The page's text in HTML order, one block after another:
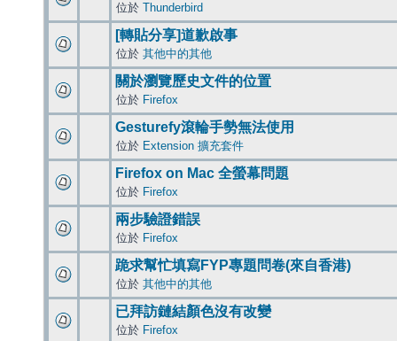
位於 Thunderbird
[轉貼分享]道歉啟事
位於 其他中的其他
關於瀏覽歷史文件的位置
位於 Firefox
Gesturefy滾輪手勢無法使用
位於 Extension 擴充套件
Firefox on Mac 全螢幕問題
位於 Firefox
兩步驗證錯誤
位於 Firefox
跪求幫忙填寫FYP專題問卷(來自香港)
位於 其他中的其他
已拜訪鏈結顏色沒有改變
位於 Firefox